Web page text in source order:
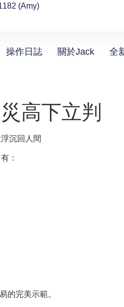
(Amy)
操作日誌 關於Jack 全
高下立判
沉回人間
：
的完美示範。